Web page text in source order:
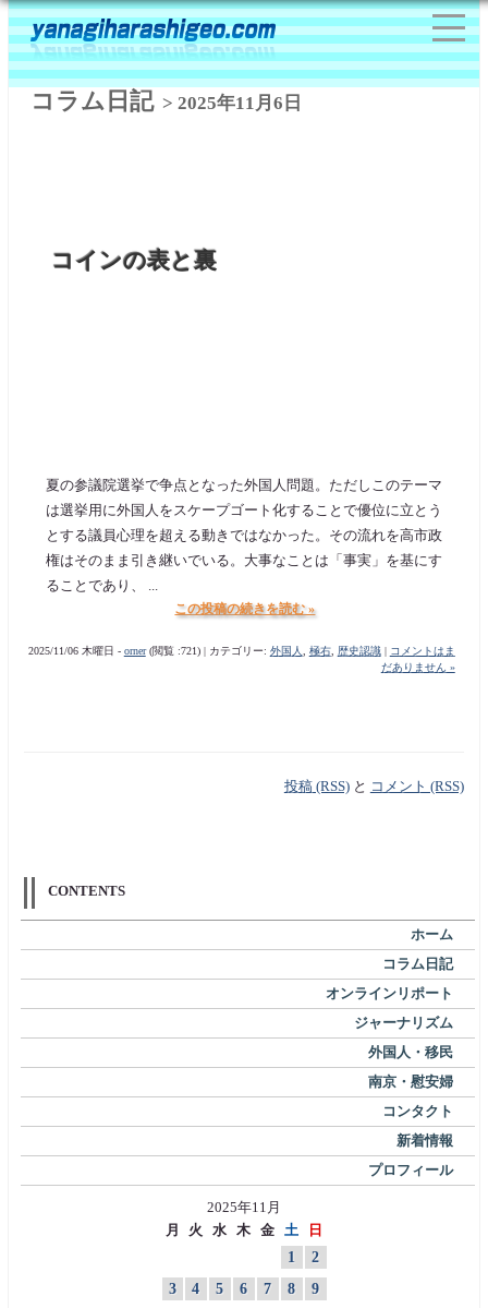
コラム日記> 2025年11月6日
コインの表と裏
夏の参議院選挙で争点となった外国人問題。ただしこのテーマ
は選挙用に外国人をスケープゴート化することで優位に立とう
とする議員心理を超える動きではなかった。その流れを高市政
権はそのまま引き継いでいる。大事なことは「事実」を基にす
ることであり、 ...
この投稿の続きを読む »
2025/11/06 木曜日 - orner(閲覧 :721) | カテゴリー: 外国人, 極右, 歴史認識|
コメントはま
だありません »
投稿 (RSS)と コメント (RSS)
CONTENTS
ホーム
コラム日記
オンラインリポート
ジャーナリズム
外国人・移民
南京・慰安婦
コンタクト
新着情報
プロフィール
2025年11月
月
火 水 木 金 土 日
1
2
3
4 5 6 7 8
9